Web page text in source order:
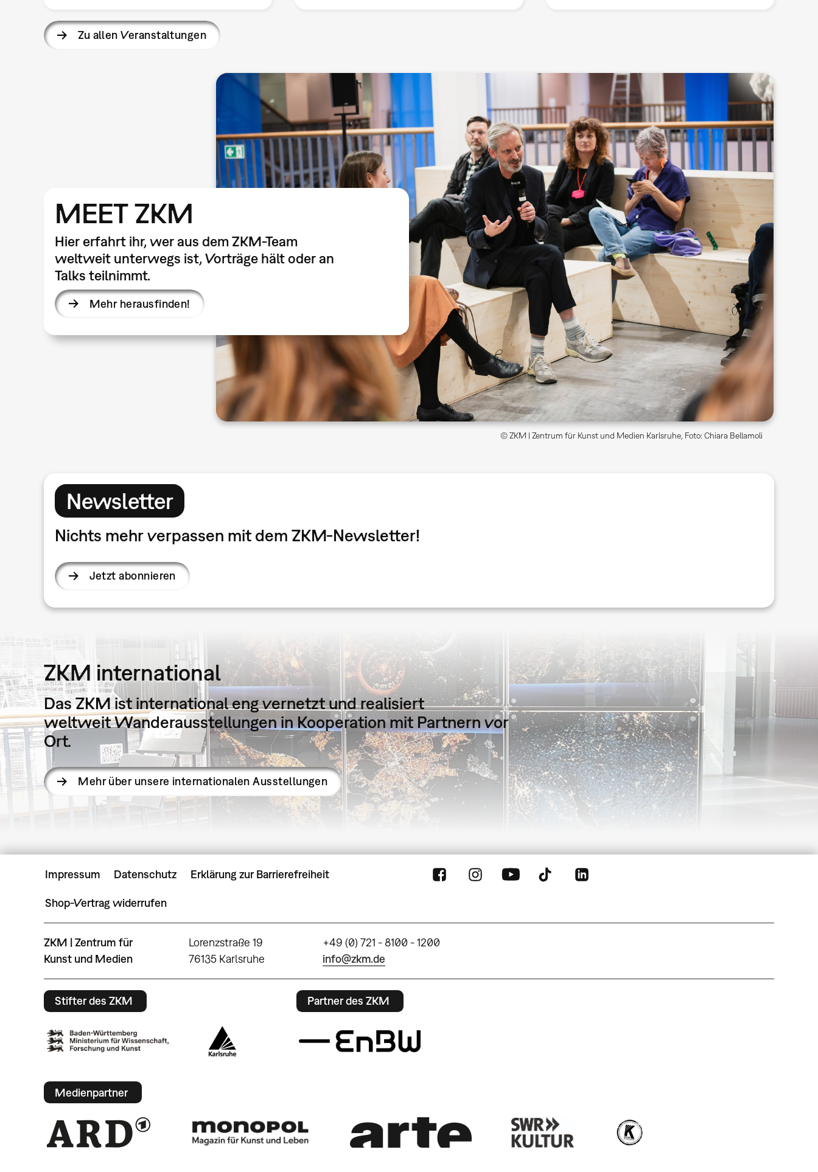
Zu allen Veranstaltungen
MEET ZKM
Hier erfahrt ihr, wer aus dem ZKM-Team
weltweit unterwegs ist, Vorträge hält oder an
Talks teilnimmt.
Mehr herausfinden!
© ZKM | Zentrum für Kunst und Medien Karlsruhe, Foto: Chiara Bellamoli
Newsletter
Nichts mehr verpassen mit dem ZKM-Newsletter!
Jetzt abonnieren
ZKM international
Das ZKM ist international eng vernetzt und realisiert
weltweit Wanderausstellungen in Kooperation mit Partnern vor
Ort.
Mehr über unsere internationalen Ausstellungen
Impressum Datenschutz Erklärung zur Barrierefreiheit
Shop-Vertrag widerrufen
ZKM | Zentrum für
Kunst und Medien
Lorenzstraße 19
76135 Karlsruhe
+49 (0) 721 - 8100 - 1200
info@zkm.de
Stifter des ZKM Partner des ZKM
Medienpartner